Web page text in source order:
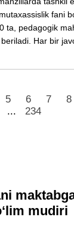
fani
ta, pedagogik
Har bir
5 6 7 8
... 234
mudiri